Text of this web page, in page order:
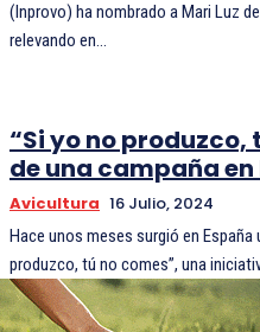
(Inprovo) ha nombrado a Mari Luz
relevando en...
“Si yo no
de una campaña en
Avicultura 16 Julio, 2024
Hace unos meses surgió en España
produzco, tú no comes”, una